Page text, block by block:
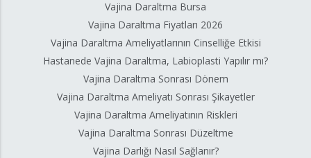
Vajina Daraltma Bursa
Vajina Daraltma Fiyatları 2026
Vajina Daraltma Ameliyatlarının Cinselliğe Etkisi
Hastanede Vajina Daraltma, Labioplasti Yapılır mı?
Vajina Daraltma Sonrası Dönem
Vajina Daraltma Ameliyatı Sonrası Şikayetler
Vajina Daraltma Ameliyatının Riskleri
Vajina Daraltma Sonrası Düzeltme
Vajina Darlığı Nasıl Sağlanır?